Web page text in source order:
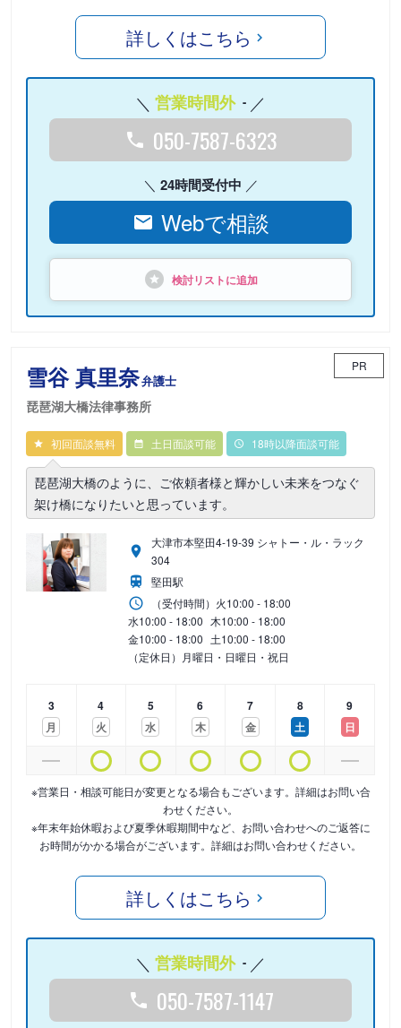
詳しくはこちら
営業時間外 -
050-7587-6323
24時間受付中
Webで相談
検討リストに追加
雪谷 真里奈弁護士
琵琶湖大橋法律事務所
PR
初回面談無料 土日面談可能 18時以降面談可能
琵琶湖大橋のように、ご依頼者様と輝かしい未来をつなぐ
架け橋になりたいと思っています。
大津市本堅田4-19-39 シャトー・ル・ラック
304
堅田駅
（受付時間） 火10:00 - 18:00
水10:00 - 18:00 木10:00 - 18:00
金10:00 - 18:00 土10:00 - 18:00
（定休日）月曜日・日曜日・祝日
3
月
4
火
5
水
6
木
7
金
8
土
9
日
※営業日・相談可能日が変更となる場合もございます。詳細はお問い合
わせください。
※年末年始休暇および夏季休暇期間中など、お問い合わせへのご返答に
お時間がかかる場合がございます。詳細はお問い合わせください。
詳しくはこちら
営業時間外 -
050-7587-1147